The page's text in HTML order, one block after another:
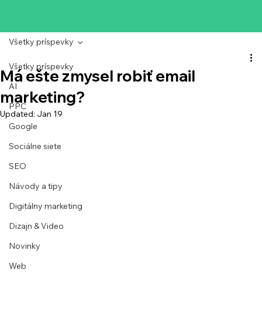
Všetky príspevky
AI
PPC
Google
Sociálne siete
SEO
Návody a tipy
Digitálny marketing
Dizajn & Video
Novinky
Web
Všetky príspevky
Má ešte zmysel robiť email
marketing?
Updated: Jan 19